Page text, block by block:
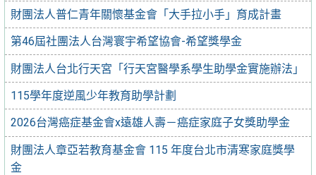
財團法人普仁青年關懷基金會「大手拉小手」育成計畫
第46屆社團法人台灣寰宇希望協會-希望獎學金
財團法人台北行天宮「行天宮醫學系學生助學金實施辦法」
115學年度逆風少年教育助學計劃
2026台灣癌症基金會x遠雄人壽－癌症家庭子女獎助學金
財團法人章亞若教育基金會 115 年度台北市清寒家庭獎學
金